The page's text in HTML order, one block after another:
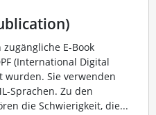
E-Book
(International Digital
wurden. Sie verwenden
Sprachen. Zu den
die Schwierigkeit, die...